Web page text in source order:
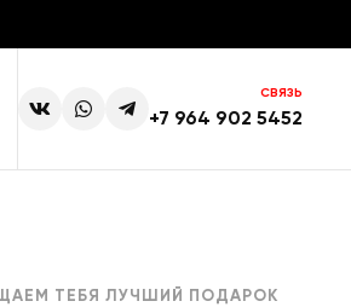
СВЯЗЬ
+7 964 902 5452
ТЕБЯ ЛУЧШИЙ ПОДАРОК